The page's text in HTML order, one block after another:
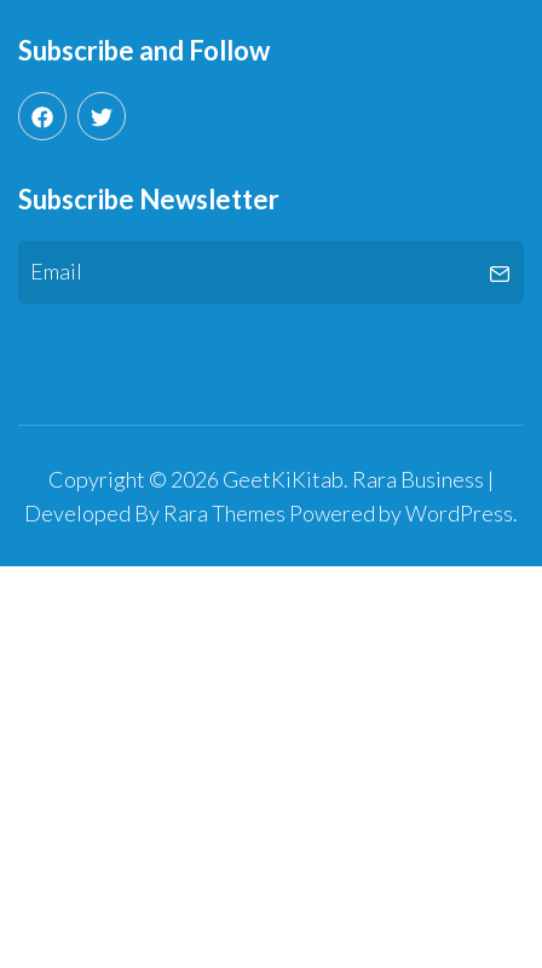
Subscribe and Follow
Subscribe Newsletter
Copyright © 2026 GeetKiKitab. Rara Business |
Developed By Rara Themes Powered byWordPress.